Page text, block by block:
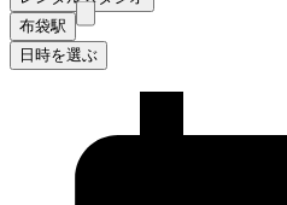
布袋駅
日時を選ぶ